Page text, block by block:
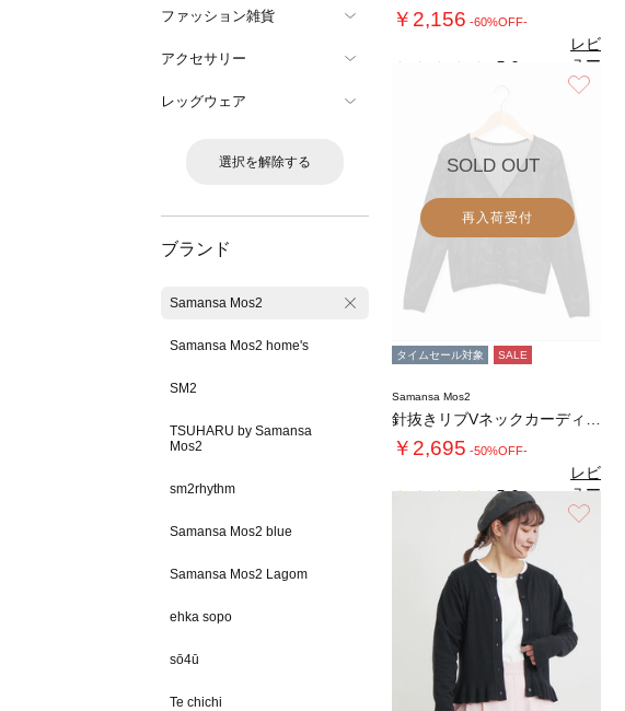
ファッション雑貨
アクセサリー
レッグウェア
選択を解除する
ブランド
Samansa Mos2
Samansa Mos2 home's
SM2
TSUHARU by Samansa
Mos2
sm2rhythm
Samansa Mos2 blue
Samansa Mos2 Lagom
ehka sopo
sō4ū
Te chichi
￥2,156 -60%OFF-
5.0
レビ
ュー
を見
る
SOLD OUT
再入荷受付
タイムセール対象 SALE
Samansa Mos2
￥2,695 -50%OFF-
5.0（1）
レビ
ュー
を見
る